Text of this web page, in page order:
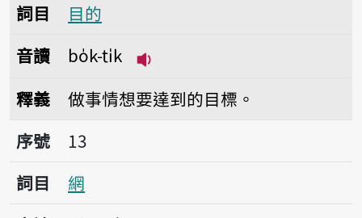
詞目
目的
音讀
bo̍k-ti̍k
釋義
做事情想要達到的目標。
序號13網
序號
13
詞目
網